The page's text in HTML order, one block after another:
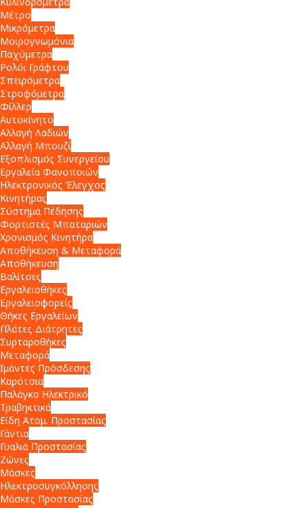
Μέτρο
Μικρόμετρα
Μοιρογνωμόνια
Παχύμετρα
Ρολόι Γράφτου
Σπειρόμετρα
Στροφόμετρα
Φίλλερ
Αυτοκίνητο
Αλλαγή Λαδιών
Αλλαγή Μπουζί
Εξοπλισμός Συνεργείου
Εργαλεία Φανοποιών
Ηλεκτρονικός Έλεγχος
Κινητήρας
Σύστημα Πέδησης
Φορτιστές Μπαταριών
Χρονισμός Κινητήρα
Αποθήκευση & Μεταφορά
Αποθήκευση
Βαλίτσες
Εργαλειοθήκες
Εργαλειοφορείς
Θήκες Εργαλείων
Πλάτες Διάτρητες
Συρταροθήκες
Μεταφορά
Ιμάντες Πρόσδεσης
Καρότσια
Παλάγκο Ηλεκτρικό
Τραβηκτικά
Είδη Ατομ. Προστασίας
Γάντια
Γυαλιά Προστασίας
Ζώνες
Μάσκες
Ηλεκτροσυγκόλλησης
Μάσκες Προστασίας